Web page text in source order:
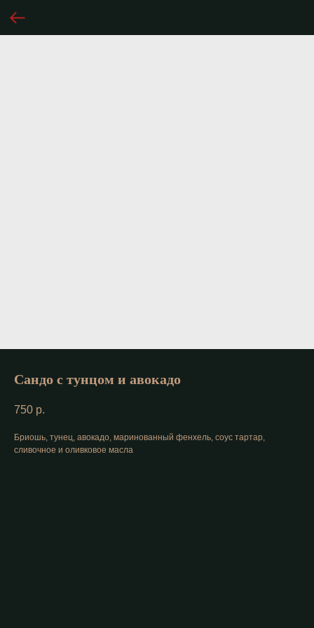
Сандо с тунцом и авокадо
750 р.
Бриошь, тунец, авокадо, маринованный фенхель, соус тартар,
сливочное и оливковое масла